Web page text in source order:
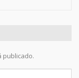
publicado.